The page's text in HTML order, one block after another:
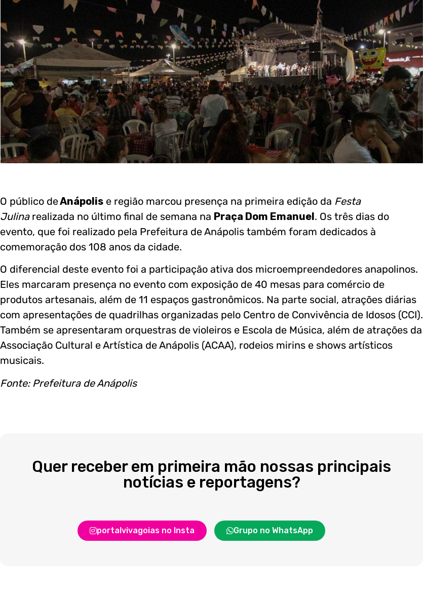
O público deAnápolis e região marcou presença na primeira edição da Festa
Julina realizada no último final de semana na Praça Dom Emanuel. Os três dias do
evento, que foi realizado pela Prefeitura de Anápolis também foram dedicados à
comemoração dos 108 anos da cidade.
O diferencial deste evento foi a participação ativa dos microempreendedores anapolinos.
Eles marcaram presença no evento com exposição de 40 mesas para comércio de
produtos artesanais, além de 11 espaços gastronômicos. Na parte social, atrações diárias
com apresentações de quadrilhas organizadas pelo Centro de Convivência de Idosos (CCI).
Também se apresentaram orquestras de violeiros e Escola de Música, além de atrações da
Associação Cultural e Artística de Anápolis (ACAA), rodeios mirins e shows artísticos
musicais.
Fonte: Prefeitura de Anápolis
Quer receber em primeira mão nossas principais
notícias e reportagens?
portalvivagoias no Insta Grupo no WhatsApp